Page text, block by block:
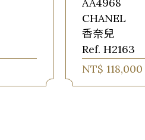
CHANEL
香奈兒
Ref. H2163
NT$ 118,000